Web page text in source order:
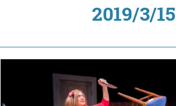
2019/3/15